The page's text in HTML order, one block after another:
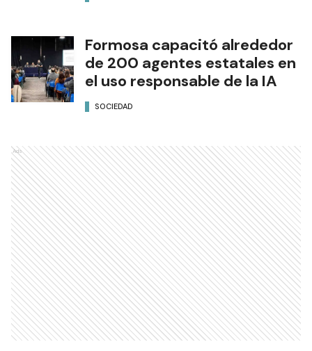
Formosa capacitó alrededor
de 200 agentes estatales en
el uso responsable de la IA
SOCIEDAD
Ads